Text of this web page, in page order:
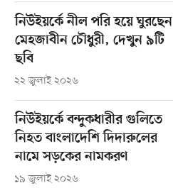
নিউইয়র্কে নীল পরি হয়ে ঘুরছেন
মেহজাবীন চৌধুরী, দেখুন ৯টি
ছবি
২২ জুলাই ২০২৬
নিউইয়র্কে বন্দুকধারীর গুলিতে
নিহত বাংলাদেশি দিদারুলের
নামে সড়কের নামকরণ
১৯ জুলাই ২০২৬